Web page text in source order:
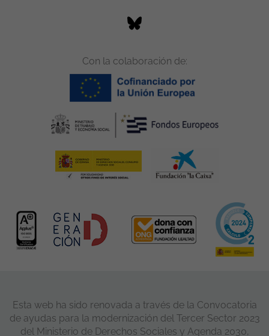
Con la colaboración de:
Esta web ha sido renovada a través de la Convocatoria
de ayudas para la modernización del Tercer Sector 2023
del Ministerio de Derechos Sociales y Agenda 2030,